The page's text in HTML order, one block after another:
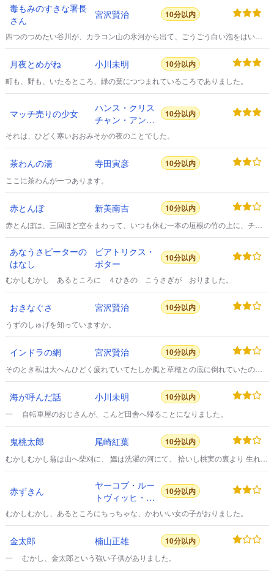
毒もみのすきな署長
さん
宮沢賢治 10分以内
四つのつめたい谷川が、カラコン山の氷河から出て、ごうごう白い泡をはい
月夜とめがね 小川未明 10分以内
町も、野も、いたるところ、緑の葉につつまれているころでありました。
マッチ売りの少女
ハンス・クリス
チャン・アンデ
ルセン
10分以内
それは、ひどく寒いおおみそかの夜のことでした。
茶わんの湯 寺田寅彦 10分以内
ここに茶わんが一つあります。
赤とんぼ 新美南吉 10分以内
赤とんぼは、三回ほど空をまわって、いつも休む一本の垣根の竹の上に、チョ
あなうさピーターの
はなし
ビアトリクス・
ポター
10分以内
むかしむかし あるところに ４ひきの こうさぎが おりました。
おきなぐさ 宮沢賢治 10分以内
うずのしゅげを知っていますか。
インドラの網 宮沢賢治 10分以内
そのとき私は大へんひどく疲れていてたしか風と草穂との底に倒れていたのだ
海が呼んだ話 小川未明 10分以内
一 自転車屋のおじさんが、こんど田舎へ帰ることになりました。
鬼桃太郎 尾崎紅葉 10分以内
むかしむかし翁は山へ柴刈に、 媼は洗濯の河にて、 拾いし桃実の裏より 生れ出
の 恥辱なり、 あわれ願わくは 武勇勝れたる鬼のあれかし、 其力を藉てなりと
も この遺恨霽さばやと、 時の王鬼島中に触を下し、 誰にてもあれ日本を征伐
赤ずきん
ヤーコプ・ルー
トヴィッヒ・カ
ール・グリム
10分以内
むかしむかし、あるところにちっちゃな、かわいい女の子がおりました。
金太郎 楠山正雄 10分以内
一 むかし、金太郎という強い子供がありました。